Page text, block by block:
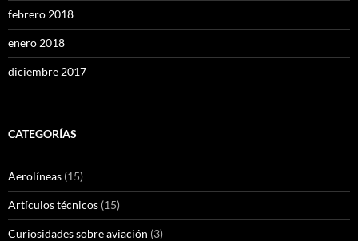
febrero 2018
enero 2018
diciembre 2017
CATEGORÍAS
Aerolíneas (15)
Artículos técnicos (15)
Curiosidades sobre aviación (3)